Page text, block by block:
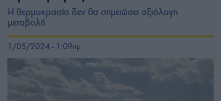
Η θερμοκρασία δεν θα σημειώσει αξιόλογη
μεταβολή
1/05/2024 - 1:09πμ